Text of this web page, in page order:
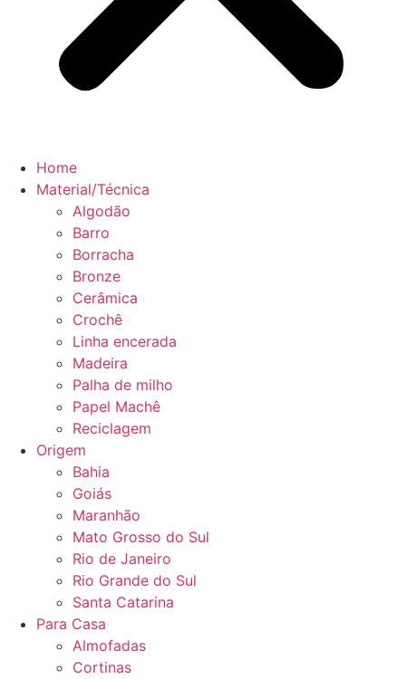
Home
Material/Técnica
Algodão
Barro
Borracha
Bronze
Cerâmica
Crochê
Linha encerada
Madeira
Palha de milho
Papel Machê
Reciclagem
Origem
Bahia
Goiás
Maranhão
Mato Grosso do Sul
Rio de Janeiro
Rio Grande do Sul
Santa Catarina
Para Casa
Almofadas
Cortinas